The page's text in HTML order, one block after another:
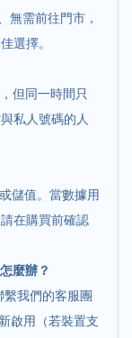
無需前往門市，
選擇。
但同一時間只
私人號碼的人
儲值。當數據用
在購買前確認
麼辦？
繫我們的客服團
啟用（若裝置支